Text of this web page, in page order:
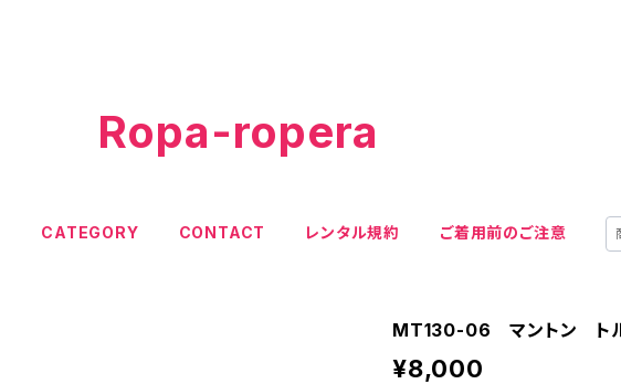
Ropa-ropera
CATEGORY CONTACT レンタル規約 ご着用前のご注意
MT130-06 マントン ト
¥8,000